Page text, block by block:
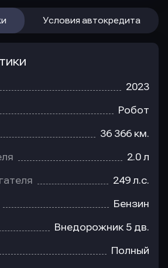
Условия автокредита
2023
Робот
36 366 км.
2.0 л
249 л.с.
Бензин
Внедорожник 5 дв.
Полный